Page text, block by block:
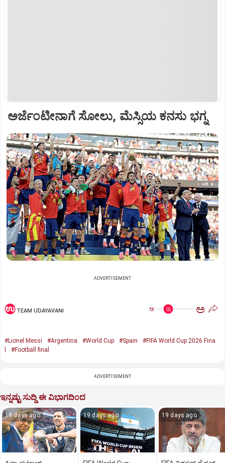
ಅರ್ಜೆಂಟೀನಾಗೆ ಸೋಲು, ಮೆಸ್ಸಿಯ ಕನಸು ಭಗ್ನ
ADVERTISEMENT
TEAM UDAYAVANI ಅ ಅ
#Lionel Messi #Argentina #World Cup #Spain
#FIFA World Cup 2026 Fina
#Football final
ADVERTISEMENT
ಇನ್ನಷ್ಟು ಸುದ್ದಿ ಈ ವಿಭಾಗದಿಂದ
19 days ago 19 days ago 19 days ago